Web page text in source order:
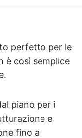
perfetto per le
è così semplice
piano per i
e
fino a